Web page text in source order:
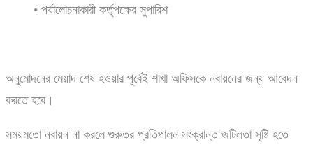
• পর্যালোচনাকারী কর্তৃপক্ষের সুপারিশ
অনুমোদনের মেয়াদ শেষ হওয়ার পূর্বেই শাখা অফিসকে নবায়নের জন্য আবেদন
করতে হবে।
সময়মতো নবায়ন না করলে গুরুতর প্রতিপালন সংক্রান্ত জটিলতা সৃষ্টি হতে